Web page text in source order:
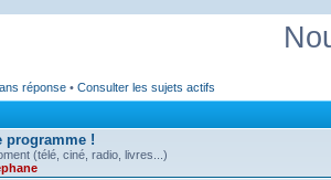
réponse • Consulter les sujets actifs
programme !
(télé, ciné, radio, livres...)